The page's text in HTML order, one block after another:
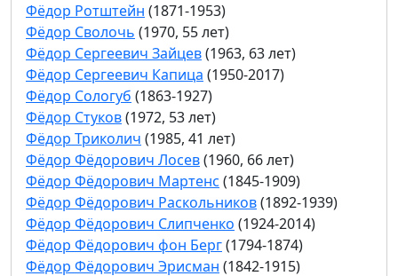
Фёдор Ротштейн (1871-1953)
Фёдор Сволочь (1970, 55 лет)
Фёдор Сергеевич Зайцев(1963, 63 лет)
Фёдор Сергеевич Капица (1950-2017)
Фёдор Сологуб (1863-1927)
Фёдор Стуков(1972, 53 лет)
Фёдор Триколич (1985, 41 лет)
Фёдор Фёдорович Лосев(1960, 66 лет)
Фёдор Фёдорович Мартенс (1845-1909)
Фёдор Фёдорович Раскольников(1892-1939)
Фёдор Фёдорович Слипченко (1924-2014)
Фёдор Фёдорович фон Берг(1794-1874)
Фёдор Фёдорович Эрисман (1842-1915)